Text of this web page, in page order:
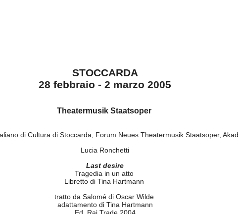
STOCCARDA
28 febbraio - 2 marzo 2005
Theatermusik Staatsoper
di Cultura di Stoccarda, Forum Neues Theatermusik Staatsoper,
Lucia Ronchetti
Last desire
Tragedia in un atto
Libretto di Tina Hartmann
tratto da Salomé di Oscar Wilde
adattamento di Tina Hartmann